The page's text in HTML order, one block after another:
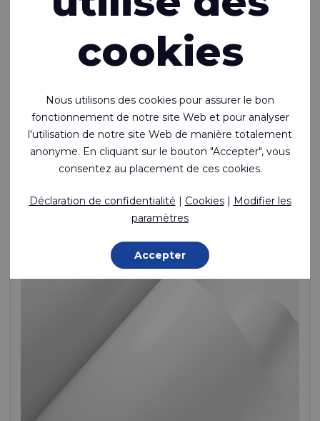
Rivercyclon® 330
face brillante) sur tissu PP. L’alternative durable aux
Polypropylene (PP) - 1100 Dtex , Polypropylène (PP) Enduction,
330 g/m²
cookies
Nous utilisons des cookies pour assurer le bon
fonctionnement de notre site Web et pour analyser
l'utilisation de notre site Web de manière totalement
anonyme. En cliquant sur le bouton "Accepter", vous
consentez au placement de ces cookies.
Déclaration de confidentialité | Cookies| Modifier les
paramètres
Accepter